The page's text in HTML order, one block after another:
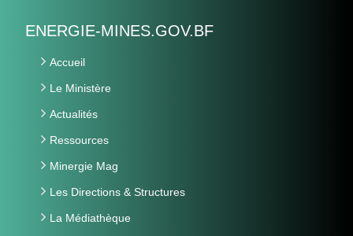
ENERGIE-MINES.GOV.BF
Accueil
Le Ministère
Actualités
Ressources
Minergie Mag
Les Directions & Structures
La Médiathèque